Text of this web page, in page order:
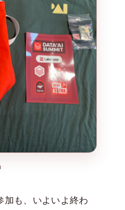
加も、いよいよ終わ